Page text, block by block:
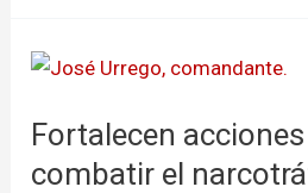
Fortalecen
combatir el
Fortalecen
para
combatir